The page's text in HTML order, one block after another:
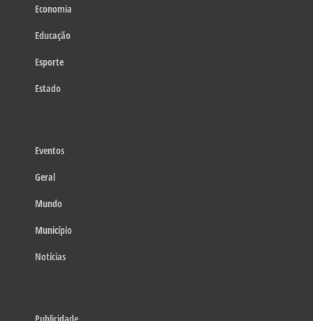
Economia
Educação
Esporte
Estado
Eventos
Geral
Mundo
Município
Notícias